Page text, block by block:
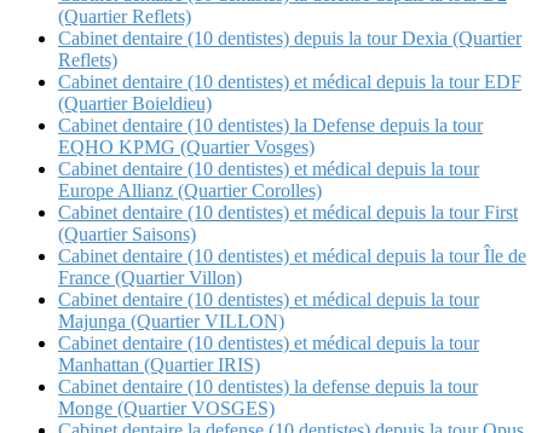
(Quartier Reflets)
Cabinet dentaire (10 dentistes) depuis la tour Dexia (Quartier
Reflets)
Cabinet dentaire (10 dentistes) et médical depuis la tour EDF
(Quartier Boieldieu)
Cabinet dentaire (10 dentistes) la Defense depuis la tour
EQHO KPMG (Quartier Vosges)
Cabinet dentaire (10 dentistes) et médical depuis la tour
Europe Allianz (Quartier Corolles)
Cabinet dentaire (10 dentistes) et médical depuis la tour First
(Quartier Saisons)
Cabinet dentaire (10 dentistes) et médical depuis la tour Île de
France (Quartier Villon)
Cabinet dentaire (10 dentistes) et médical depuis la tour
Majunga (Quartier VILLON)
Cabinet dentaire (10 dentistes) et médical depuis la tour
Manhattan (Quartier IRIS)
Cabinet dentaire (10 dentistes) la defense depuis la tour
Monge (Quartier VOSGES)